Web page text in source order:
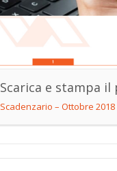
Scarica e stampa il
Scadenzario – Ottobre 2018